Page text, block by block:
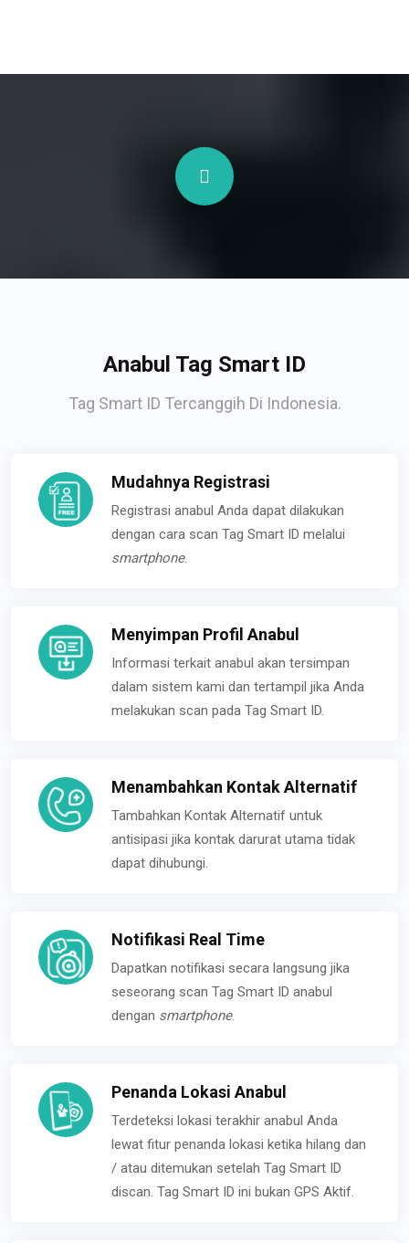
Anabul Tag Smart ID
Tag Smart ID Tercanggih Di Indonesia.
Mudahnya Registrasi
Registrasi anabul Anda dapat dilakukan
dengan cara scan Tag Smart ID melalui
smartphone.
Menyimpan Profil Anabul
Informasi terkait anabul akan tersimpan
dalam sistem kami dan tertampil jika Anda
melakukan scan pada Tag Smart ID.
Menambahkan Kontak Alternatif
Tambahkan Kontak Alternatif untuk
antisipasi jika kontak darurat utama tidak
dapat dihubungi.
Notifikasi Real Time
Dapatkan notifikasi secara langsung jika
seseorang scan Tag Smart ID anabul
dengan smartphone.
Penanda Lokasi Anabul
Terdeteksi lokasi terakhir anabul Anda
lewat fitur penanda lokasi ketika hilang dan
/ atau ditemukan setelah Tag Smart ID
discan. Tag Smart ID ini bukan GPS Aktif.